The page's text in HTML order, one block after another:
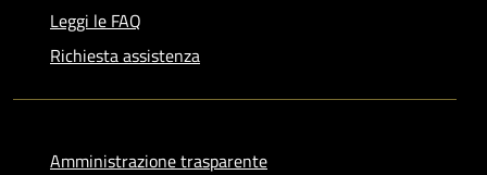
Leggi le FAQ
Richiesta assistenza
Amministrazione trasparente